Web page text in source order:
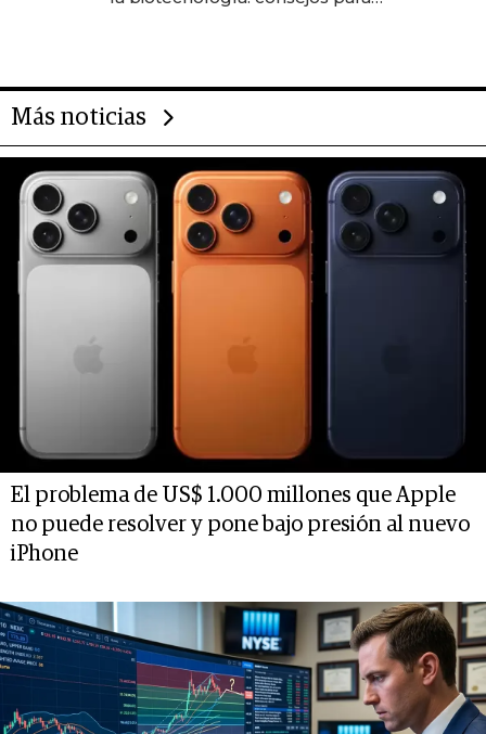
Más noticias
El problema de US$ 1.000 millones que Apple
no puede resolver y pone bajo presión al nuevo
iPhone